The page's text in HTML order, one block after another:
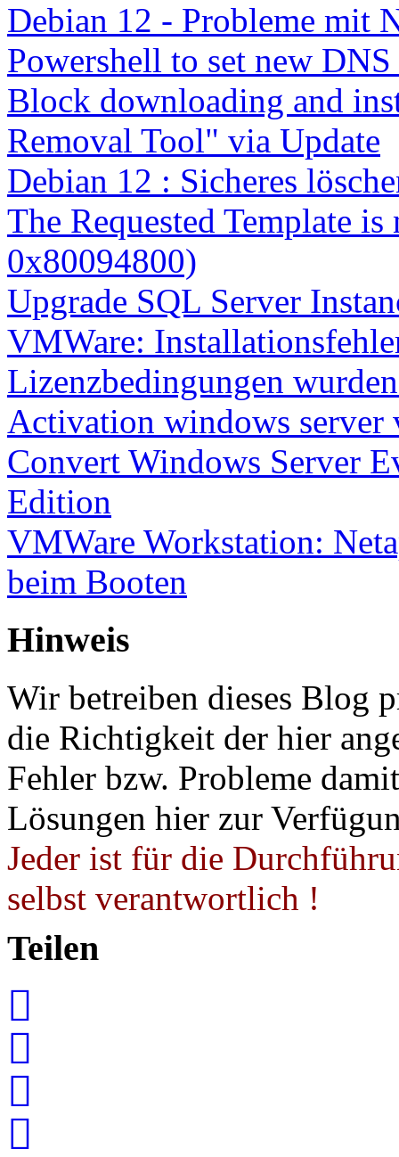
Debian 12 - Probleme mit
Powershell to set new
Block downloading and
Removal Tool" via Update
Debian 12 : Sicheres
The Requested Template
0x80094800)
Upgrade SQL Server
VMWare:
Lizenzbedingungen
Activation windows server
Convert Windows Server
Edition
VMWare Workstation:
beim Booten
Hinweis
Wir betreiben dieses Blog
die Richtigkeit der hier
Fehler bzw. Probleme
Lösungen hier zur
Jeder ist für die
selbst verantwortlich !
Teilen